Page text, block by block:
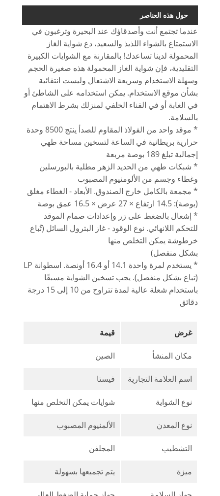
حول هذه العناصر
عندما تجتمع أنت وأصدقاؤك عند البحيرة وترغبون في
الاستمتاع بالشواء اللذيذ والسعيد، دع شواية الغاز
المحمولة لدينا تساعدك! بالمقارنة مع الشوايات الكبيرة
التقليدية، فإن شواية الغاز المحمولة هذه صغيرة الحجم
وسهلة الاستخدام وسريعة الاشتعال وليست انتقائية
بشأن موقع الاستخدام. يمكن استخدامه على الشاطئ أو
في الغابة أو في الفناء الخلفي لمنزلك بشرط الاهتمام
بالسلامة.
* موقد واحد من الفولاذ المقاوم للصدأ ينتج 8500 وحدة
حرارية بريطانية في الساعة لتسخين مساحة طهي
إجمالية تبلغ 189 بوصة مربعة
* شبكات طهي من الحديد الزهر مطلية بالبورسلين
وغطاء وجسم من الألومنيوم المصبوب
* مجمعة بالكامل خارج الصندوق. الأبعاد - الغطاء مغلق
(بوصة): 14.5 ارتفاع × 27 عرض × 16.5 عمق بوصة
* إشعال بالضغط على زر وإعدادات صمام الموقد
للتحكم اللانهائي. نوع الوقود - غاز البترول السائل (تُباع
خرطوشة يمكن التخلص منها
بشكل منفصل)
* يستخدم لمرة واحدة 14.1 أو 16.4 أونصة. اسطوانة LP
(تباع بشكل منفصل). يجب تسخين الشواية مسبقًا
باستخدام شعلة عالية لمدة تتراوح من 10 إلى 15 درجة
دقائق
غرض قيمة
مكان المنشأ الصين
اسم العلامة التجارية فيستا
نوع الشواية شوايات يمكن التخلص منها
نوع المعدن الألمنيوم المصبوب
التشطيب المجلفن
ميزة يتم تجميعها بسهولة